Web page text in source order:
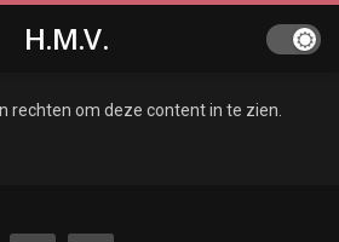
H.M.V.
rechten om deze content in te zien.